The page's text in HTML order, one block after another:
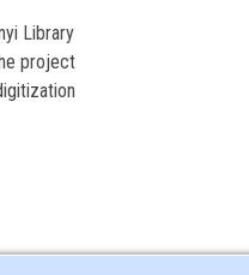
Library
project